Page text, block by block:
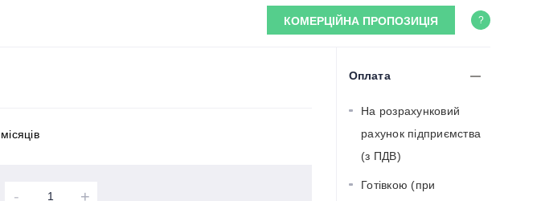
КОМЕРЦІЙНА ПРОПОЗИЦІЯ ?
- +
Оплата
На розрахунковий
рахунок підприємства
(з ПДВ)
Готівкою (при